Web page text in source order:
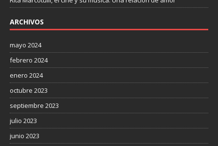
ARCHIVOS
mayo 2024
febrero 2024
enero 2024
octubre 2023
septiembre 2023
julio 2023
junio 2023